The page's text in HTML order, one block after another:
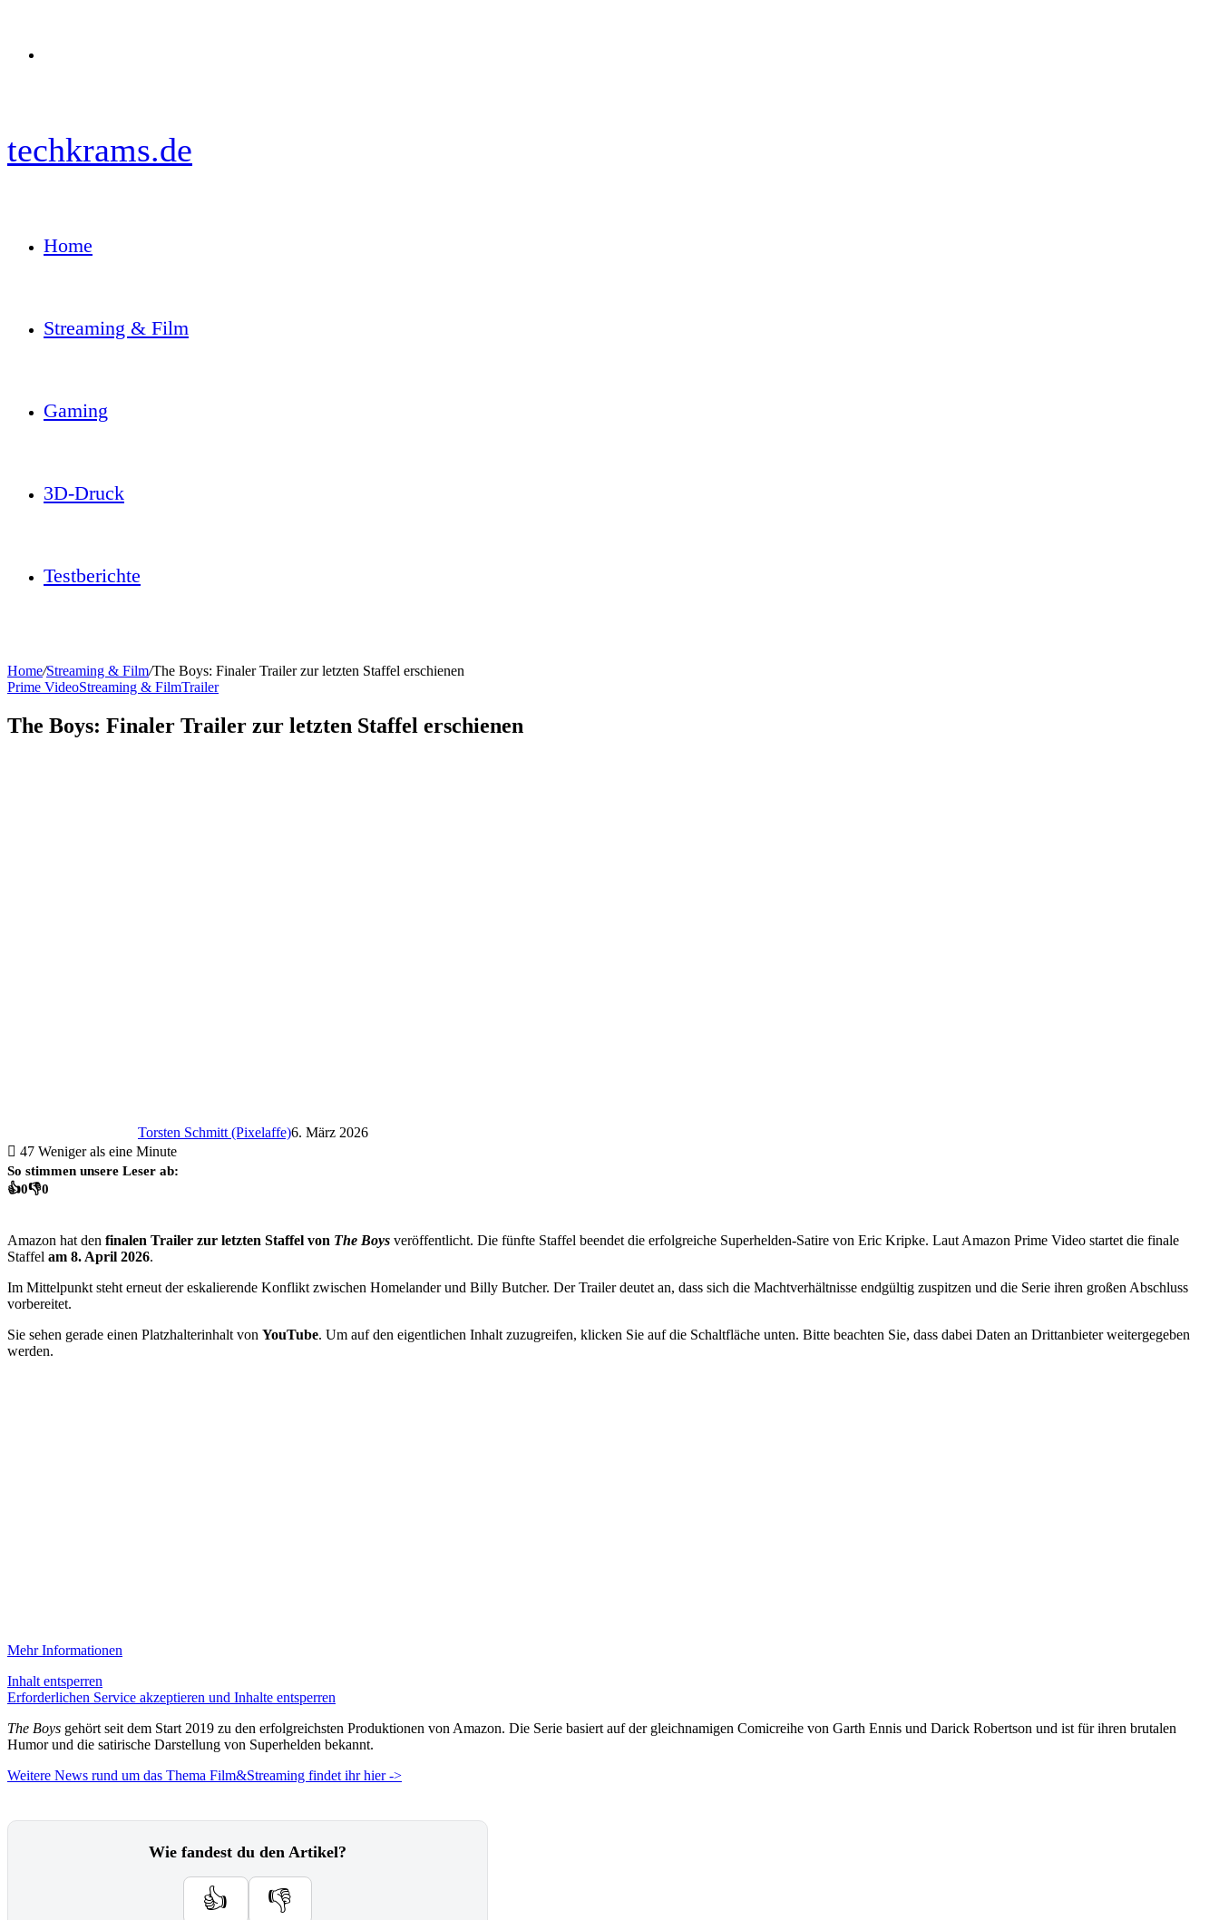
techkrams.de
Home
Streaming & Film
Gaming
3D-Druck
Testberichte
Home/Streaming & Film/The Boys: Finaler Trailer zur letzten Staffel erschienen
Prime VideoStreaming & FilmTrailer
The Boys: Finaler Trailer zur letzten Staffel erschienen
Torsten Schmitt (Pixelaffe)6. März 2026
47 Weniger als eine Minute
So stimmen unsere Leser ab:
👍0👎0
Amazon hat den finalen Trailer zur letzten Staffel von The Boys veröffentlicht. Die fünfte Staffel beendet die erfolgreiche Superhelden-Satire von Eric Kripke. Laut Amazon Prime Video startet die finale
Staffel am 8. April 2026.
Im Mittelpunkt steht erneut der eskalierende Konflikt zwischen Homelanderund Billy Butcher. Der Trailer deutet an, dass sich die Machtverhältnisse endgültig zuspitzen und die Serie ihren großen Abschluss
vorbereitet.
Sie sehen gerade einen Platzhalterinhalt von YouTube. Um auf den eigentlichen Inhalt zuzugreifen, klicken Sie auf die Schaltfläche unten. Bitte beachten Sie, dass dabei Daten an Drittanbieter weitergegeben
werden.
Mehr Informationen
Inhalt entsperren
Erforderlichen Service akzeptieren und Inhalte entsperren
The Boys gehört seit dem Start 2019 zu den erfolgreichsten Produktionen von Amazon. Die Serie basiert auf der gleichnamigen Comicreihe von Garth Ennis und Darick Robertson und ist für ihren brutalen
Humor und die satirische Darstellung von Superhelden bekannt.
Weitere News rund um das Thema Film&Streaming findet ihr hier ->
Wie fandest du den Artikel?
👍 👎